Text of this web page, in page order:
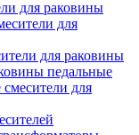
для раковины
для
для раковины
педальные
смесители для